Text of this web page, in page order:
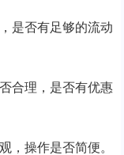
是否有足够的流动
合理，是否有优惠
，操作是否简便。